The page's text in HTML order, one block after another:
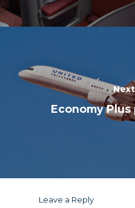
Economy Plus
Leave a Reply